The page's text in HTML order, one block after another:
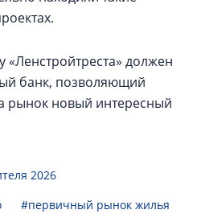
«Ленстройтреста» должен
банк, позволяющий
рынок новый интересный
2026
#первичный рынок жилья